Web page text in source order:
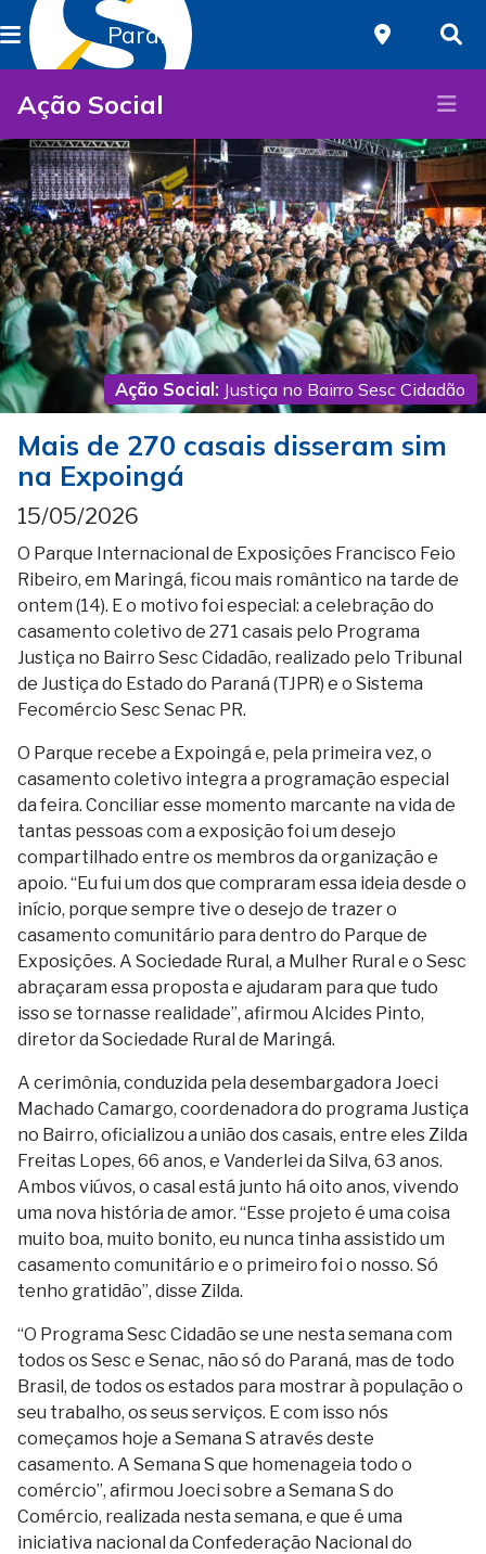
Paraná
Ação Social
Ação Social: Justiça no Bairro Sesc Cidadão
Mais de 270 casais disseram sim
na Expoingá
15/05/2026
O Parque Internacional de Exposições Francisco Feio
Ribeiro, em Maringá, ficou mais romântico na tarde de
ontem (14). E o motivo foi especial: a celebração do
casamento coletivo de 271 casais pelo Programa
Justiça no Bairro Sesc Cidadão, realizado pelo Tribunal
de Justiça do Estado do Paraná (TJPR) e o Sistema
Fecomércio Sesc Senac PR.
O Parque recebe a Expoingá e, pela primeira vez, o
casamento coletivo integra a programação especial
da feira. Conciliar esse momento marcante na vida de
tantas pessoas com a exposição foi um desejo
compartilhado entre os membros da organização e
apoio. “Eu fui um dos que compraram essa ideia desde o
início, porque sempre tive o desejo de trazer o
casamento comunitário para dentro do Parque de
Exposições. A Sociedade Rural, a Mulher Rural e o Sesc
abraçaram essa proposta e ajudaram para que tudo
isso se tornasse realidade”, afirmou Alcides Pinto,
diretor da Sociedade Rural de Maringá.
A cerimônia, conduzida pela desembargadora Joeci
Machado Camargo, coordenadora do programa Justiça
no Bairro, oficializou a união dos casais, entre eles Zilda
Freitas Lopes, 66 anos, e Vanderlei da Silva, 63 anos.
Ambos viúvos, o casal está junto há oito anos, vivendo
uma nova história de amor. “Esse projeto é uma coisa
muito boa, muito bonito, eu nunca tinha assistido um
casamento comunitário e o primeiro foi o nosso. Só
tenho gratidão”, disse Zilda.
“O Programa Sesc Cidadão se une nesta semana com
todos os Sesc e Senac, não só do Paraná, mas de todo
Brasil, de todos os estados para mostrar à população o
seu trabalho, os seus serviços. E com isso nós
começamos hoje a Semana S através deste
casamento. A Semana S que homenageia todo o
comércio”, afirmou Joeci sobre a Semana S do
Comércio, realizada nesta semana, e que é uma
iniciativa nacional da Confederação Nacional do